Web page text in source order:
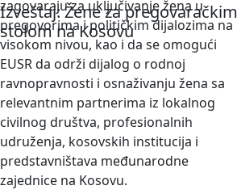
Izveštaj: Žene za pregovaračkim
stolom na Kosovu
zagovaraju za uključivanje žena u
pregovorima i političkim dijalozima na
visokom nivou, kao i da se omogući
EUSR da održi dijalog o rodnoj
ravnopravnosti i osnaživanju žena sa
relevantnim partnerima iz lokalnog
civilnog društva, profesionalnih
udruženja, kosovskih institucija i
predstavništava međunarodne
zajednice na Kosovu.